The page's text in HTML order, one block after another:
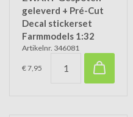
geleverd + Pré-Cut
Decal stickerset
Farmmodels 1:32
Artikelnr. 346081
€ 7,95